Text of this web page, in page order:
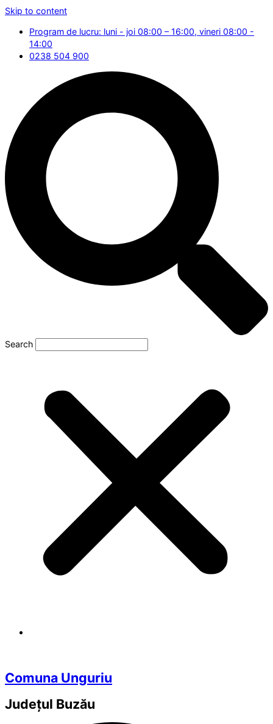
Skip to content
Program de lucru: luni - joi 08:00 – 16:00, vineri 08:00 -
14:00
0238 504 900
Search
Comuna Unguriu
Județul Buzău